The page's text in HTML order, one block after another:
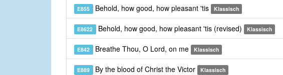
E855 Behold, how good, how pleasant 'tis Klassisch
E8622 Behold, how good, how pleasant 'tis (revised) Klassisch
E842 Breathe Thou, O Lord, on me Klassisch
E889 By the blood of Christ the Victor Klassisch